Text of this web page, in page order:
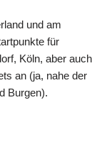
und am
für
Köln, aber auch
an (ja, nahe der
Burgen).